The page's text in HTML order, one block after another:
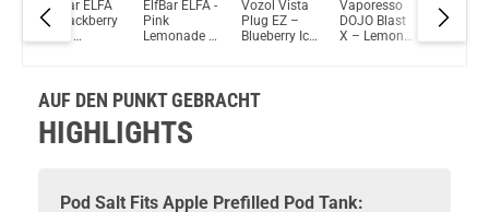
ElfBar ELFA
– Blackberry
ElfBar ELFA -
Pink
Lemonade -
20mg
Vozol Vista
Plug EZ –
Blueberry Ice
Vaporesso
DOJO Blast
X – Lemon
RIOT
Connex
AUF DEN PUNKT GEBRACHT
HIGHLIGHTS
Pod Salt Fits Apple Prefilled Pod Tank: